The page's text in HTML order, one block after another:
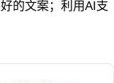
的文案；利用AI支